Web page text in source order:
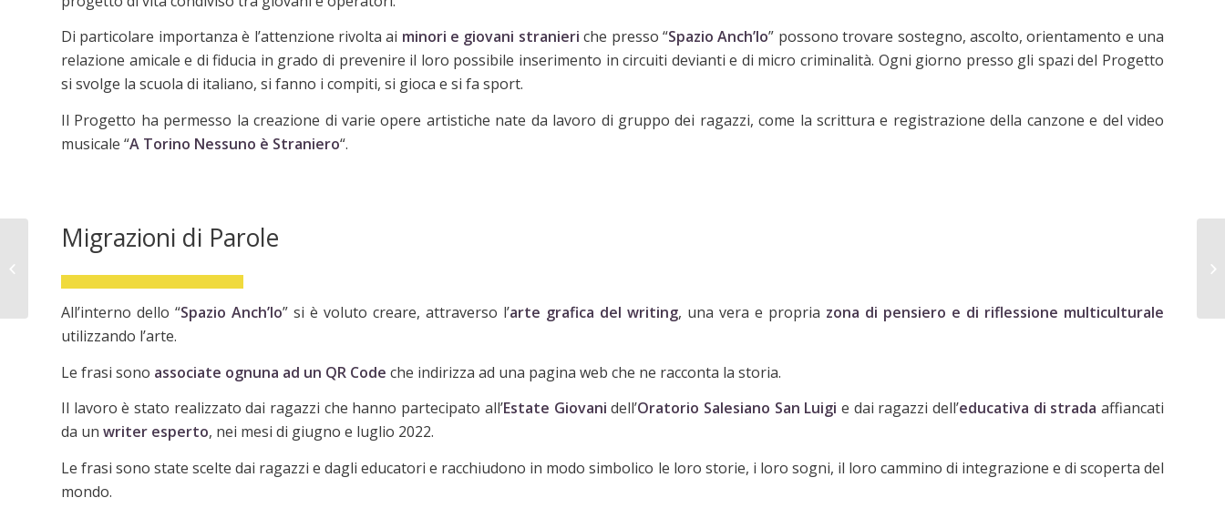
Di particolare importanza è l’attenzione rivolta ai minori e giovani stranieri che presso “Spazio Anch’Io” possono trovare sostegno, ascolto, orientamento e una
relazione amicale e di fiducia in grado di prevenire il loro possibile inserimento in circuiti devianti e di micro criminalità. Ogni giorno presso gli spazi del Progetto
si svolge la scuola di italiano, si fanno i compiti, si gioca e si fa sport.
Il Progetto ha permesso la creazione di varie opere artistiche nate da lavoro di gruppo dei ragazzi, come la scrittura e registrazione della canzone e del video
musicale “A Torino Nessuno è Straniero“.
Migrazioni di Parole
All’interno dello “Spazio Anch’Io” si è voluto creare, attraverso l’arte grafica del writing, una vera e propria zona di pensiero e di riflessione multiculturale
utilizzando l’arte.
Le frasi sono associate ognuna ad un QR Code che indirizza ad una pagina web che ne racconta la storia.
Il lavoro è stato realizzato dai ragazzi che hanno partecipato all’Estate Giovani dell’Oratorio Salesiano San Luigi e dai ragazzi dell’educativa di strada affiancati
da un writer esperto, nei mesi di giugno e luglio 2022.
Le frasi sono state scelte dai ragazzi e dagli educatori e racchiudono in modo simbolico le loro storie, i loro sogni, il loro cammino di integrazione e di scoperta del
mondo.
Community Lab
programma delle